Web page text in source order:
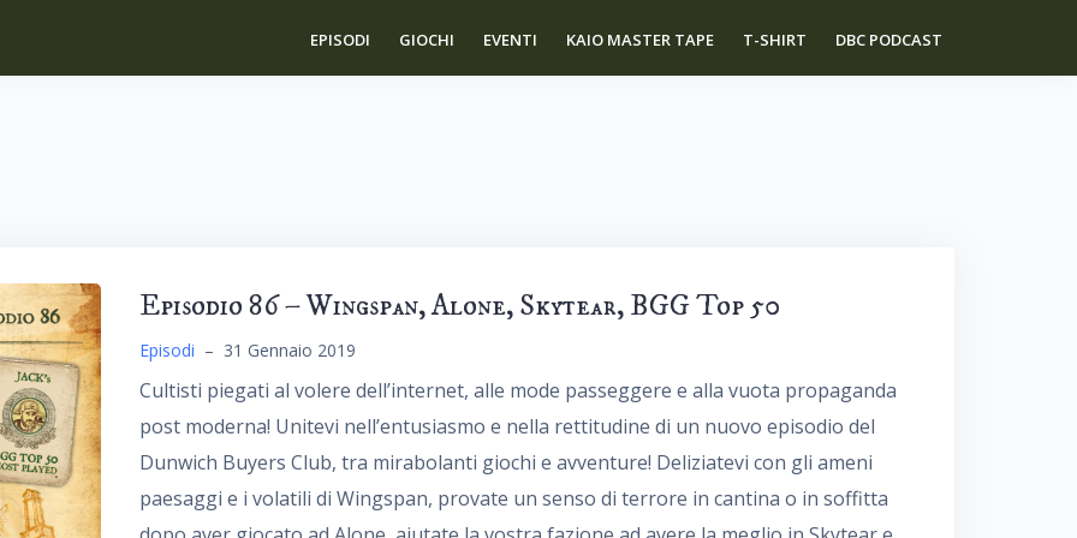
EPISODI GIOCHI EVENTI KAIO MASTER TAPE T-SHIRT DBC PODCAST
Episodio 86 – Wingspan, Alone, Skytear, BGG Top 50
Episodi – 31 Gennaio 2019
Cultisti piegati al volere dell’internet, alle mode passeggere e alla vuota propaganda
post moderna! Unitevi nell’entusiasmo e nella rettitudine di un nuovo episodio del
Dunwich Buyers Club, tra mirabolanti giochi e avventure! Deliziatevi con gli ameni
paesaggi e i volatili di Wingspan, provate un senso di terrore in cantina o in soffitta